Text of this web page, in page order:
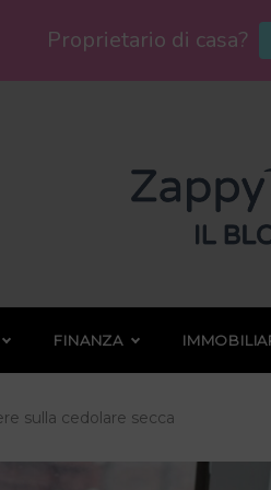
FINANZA
sulla cedolare secca
Proprietario di casa?